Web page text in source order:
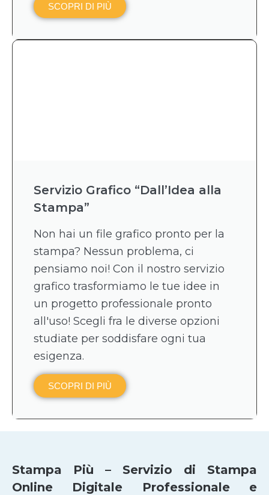
SCOPRI DI PIÙ
Servizio Grafico “Dall’Idea alla
Stampa”
Non hai un file grafico pronto per la
stampa? Nessun problema, ci
pensiamo noi! Con il nostro servizio
grafico trasformiamo le tue idee in
un progetto professionale pronto
all'uso! Scegli fra le diverse opzioni
studiate per soddisfare ogni tua
esigenza.
SCOPRI DI PIÙ
Stampa Più – Servizio di Stampa
Online Digitale Professionale e